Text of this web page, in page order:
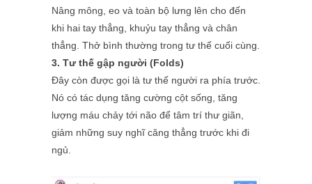
Nâng mông, eo và toàn bộ lưng lên cho đến
khi hai tay thẳng, khuỷu tay thẳng và chân
thẳng. Thở bình thường trong tư thế cuối cùng.
3. Tư thế gập người (Folds)
Đây còn được gọi là tư thế người ra phía trước.
Nó có tác dụng tăng cường cột sống, tăng
lượng máu chảy tới não để tâm trí thư giãn,
giảm những suy nghĩ căng thẳng trước khi đi
ngủ.